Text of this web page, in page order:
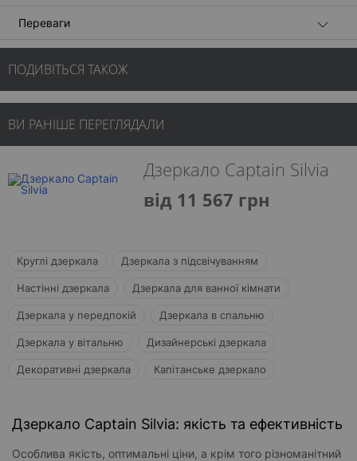
Переваги
ПОДИВІТЬСЯ ТАКОЖ
ВИ РАНІШЕ ПЕРЕГЛЯДАЛИ
Дзеркало Captain Silvia
від 11 567 грн
Круглі дзеркала Дзеркала з підсвічуванням
Настінні дзеркала Дзеркала для ванної кімнати
Дзеркала у передпокій Дзеркала в спальню
Дзеркала у вітальню Дизайнерські дзеркала
Декоративні дзеркала Капітанське дзеркало
Дзеркало Captain Silvia: якість та ефективність
Особлива якість, оптимальні ціни, а крім того різноманітний